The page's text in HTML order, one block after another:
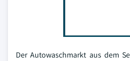
Der Autowaschmarkt aus dem